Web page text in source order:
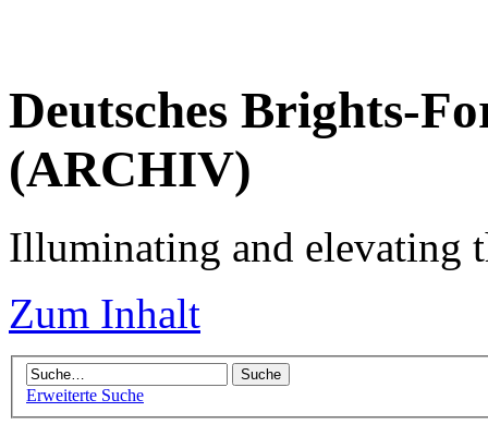
Deutsches Brights-
(ARCHIV)
Illuminating and elevating
Zum Inhalt
Erweiterte Suche